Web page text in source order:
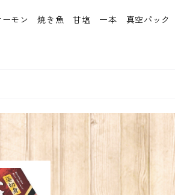
モン 焼き魚 甘塩 一本 真空パック